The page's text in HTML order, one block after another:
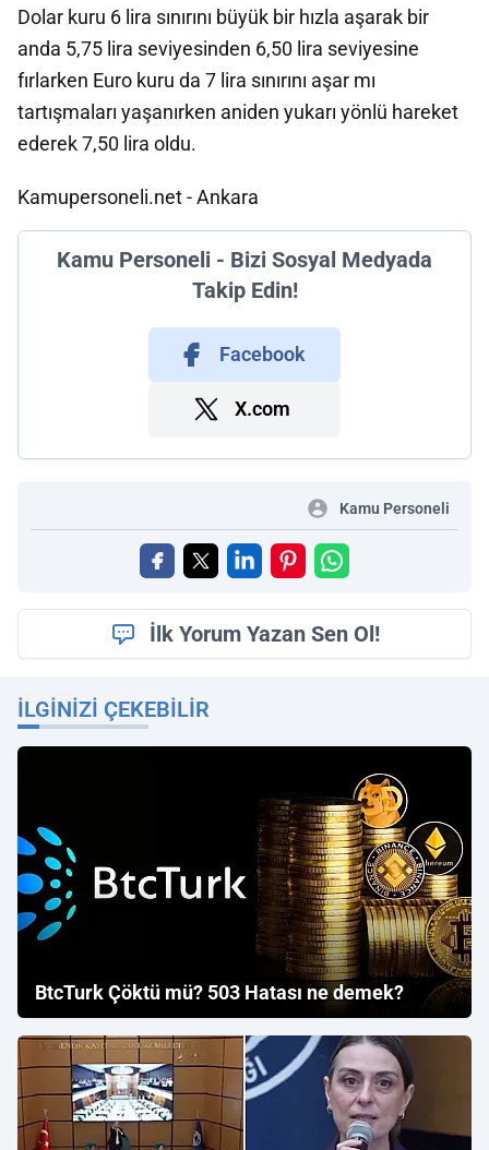
Dolar kuru 6 lira sınırını büyük bir hızla aşarak bir
anda 5,75 lira seviyesinden 6,50 lira seviyesine
fırlarken Euro kuru da 7 lira sınırını aşar mı
tartışmaları yaşanırken aniden yukarı yönlü hareket
ederek 7,50 lira oldu.
Kamupersoneli.net - Ankara
Kamu Personeli - Bizi Sosyal Medyada
Takip Edin!
Facebook
X.com
Kamu Personeli
İlk Yorum Yazan Sen Ol!
İLGINIZI ÇEKEBILIR
BtcTurk Çöktü mü? 503 Hatası ne demek?